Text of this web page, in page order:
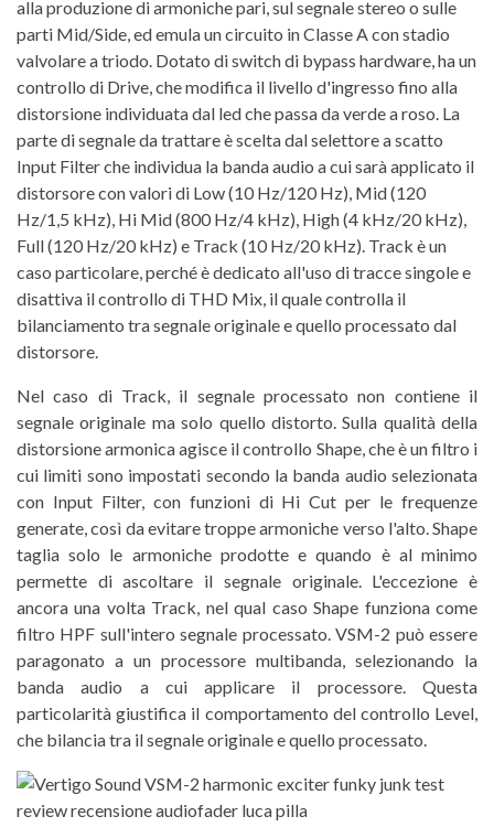
alla produzione di armoniche pari, sul segnale stereo o sulle
parti Mid/Side, ed emula un circuito in Classe A con stadio
valvolare a triodo. Dotato di switch di bypass hardware, ha un
controllo di Drive, che modifica il livello d'ingresso fino alla
distorsione individuata dal led che passa da verde a roso. La
parte di segnale da trattare è scelta dal selettore a scatto
Input Filter che individua la banda audio a cui sarà applicato il
distorsore con valori di Low (10 Hz/120 Hz), Mid (120
Hz/1,5 kHz), Hi Mid (800 Hz/4 kHz), High (4 kHz/20 kHz),
Full (120 Hz/20 kHz) e Track (10 Hz/20 kHz). Track è un
caso particolare, perché è dedicato all'uso di tracce singole e
disattiva il controllo di THD Mix, il quale controlla il
bilanciamento tra segnale originale e quello processato dal
distorsore.
Nel caso di Track, il segnale processato non contiene il
segnale originale ma solo quello distorto. Sulla qualità della
distorsione armonica agisce il controllo Shape, che è un filtro i
cui limiti sono impostati secondo la banda audio selezionata
con Input Filter, con funzioni di Hi Cut per le frequenze
generate, così da evitare troppe armoniche verso l'alto. Shape
taglia solo le armoniche prodotte e quando è al minimo
permette di ascoltare il segnale originale. L'eccezione è
ancora una volta Track, nel qual caso Shape funziona come
filtro HPF sull'intero segnale processato. VSM-2 può essere
paragonato a un processore multibanda, selezionando la
banda audio a cui applicare il processore. Questa
particolarità giustifica il comportamento del controllo Level,
che bilancia tra il segnale originale e quello processato.